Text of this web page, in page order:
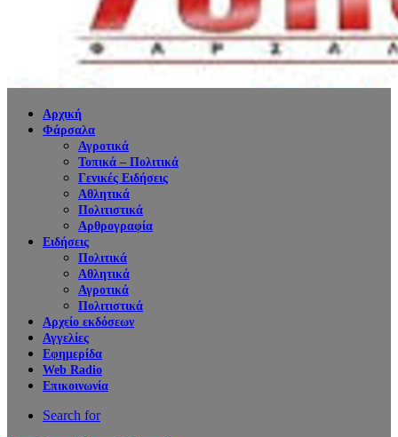
Αρχική
Φάρσαλα
Αγροτικά
Τοπικά – Πολιτικά
Γενικές Ειδήσεις
Αθλητικά
Πολιτιστικά
Αρθρογραφία
Ειδήσεις
Πολιτικά
Αθλητικά
Αγροτικά
Πολιτιστικά
Αρχείο εκδόσεων
Αγγελίες
Εφημερίδα
Web Radio
Επικοινωνία
Search for